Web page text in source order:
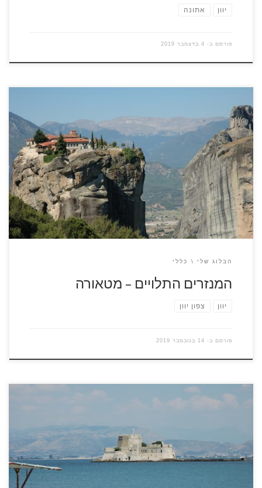
יוון אתונה
פורסם ב- 4 בדצמבר 2019
לתייר המבקר באיזור מישורי תסליה שבמרכז יוון נגלה מראה יוצא
דופן. צוקים המזדקרים עד לגובה של 400 מטר ועל חלקם ניצבים
מבנים. מה הם אותם צוקים? מה הם אותם מבנים? איך בנו אותם
שם? ומה היא אותה תופעת טבע ייחודית? הצוקים עצמם הם
תופעה גיאולוגית מאוד ייחודית לאזור, הם נוצרו […]
הבלוג שלי כללי
המנזרים התלויים – מטאורה
יוון צפון יוון
פורסם ב- 14 בנובמבר 2019
באחד מהביקורים שלי בננפליו מדריך טיולים ותיק שהיה עימי
הצהיר "נפפליו היא העיר היבשתית הכי יפה ביוון", באותו הרגע נפל
לי האסימון, המשפט שלו תיאר במדוייק את מה שעובר לי בראש כל
פעם שאני נכנס בשערי העיר. נפפליו היא מאותן ערים שאינך יכול
להשאר אדיש אליהן, הרחובות העתיקים מספרים סיפורים […]